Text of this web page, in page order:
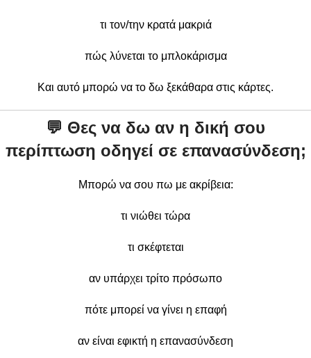
τι τον/την κρατά μακριά
πώς λύνεται το μπλοκάρισμα
Και αυτό μπορώ να το δω ξεκάθαρα στις κάρτες.
💬 Θες να δω αν η δική σου
περίπτωση οδηγεί σε επανασύνδεση;
Μπορώ να σου πω με ακρίβεια:
τι νιώθει τώρα
τι σκέφτεται
αν υπάρχει τρίτο πρόσωπο
πότε μπορεί να γίνει η επαφή
αν είναι εφικτή η επανασύνδεση